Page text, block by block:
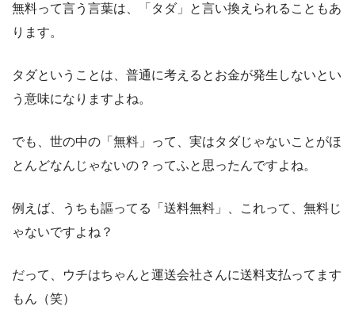
無料って言う言葉は、「タダ」と言い換えられることもあ
ります。
タダということは、普通に考えるとお金が発生しないとい
う意味になりますよね。
でも、世の中の「無料」って、実はタダじゃないことがほ
とんどなんじゃないの？ってふと思ったんですよね。
例えば、うちも謳ってる「送料無料」、これって、無料じ
ゃないですよね？
だって、ウチはちゃんと運送会社さんに送料支払ってます
もん（笑）